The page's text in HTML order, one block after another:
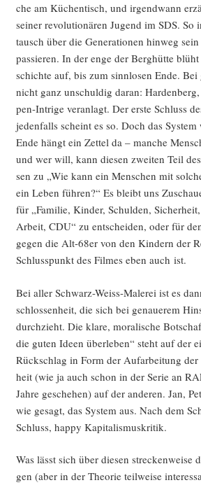
che am Küchen­tisch, und irgend­wann
sei­ner revo­lu­tio­nä­ren Jugend im SDS. So
tausch über die Gene­ra­tio­nen hin­weg
pas­sie­ren. In der enge der Berg­hüt­te
schich­te auf, bis zum sinn­lo­sen Ende. Bei
nicht ganz unschul­dig dar­an:
pen-Intri­ge ver­an­lagt. Der ers­te Schluss
jeden­falls scheint es so. Doch das
Ende hängt ein Zet­tel da – man­che
und wer will, kann die­sen zwei­ten Teil
sen zu „Wie kann ein Men­schen mit
ein Leben füh­ren?“ Es bleibt uns
für „Fami­lie, Kin­der, Schul­den,
Arbeit, CDU“ zu ent­schei­den, oder für
gegen die Alt-68er von den Kin­dern der
Schluss­punkt des Fil­mes eben auch ist.
Bei aller Schwarz-Weiss-Male­rei ist es
schlos­sen­heit, die sich bei genaue­rem
durch­zieht. Die kla­re, mora­li­sche
die guten Ideen über­le­ben“ steht auf der
Rück­schlag in Form der Auf­ar­bei­tung
heit (wie ja auch schon in der Serie an
Jah­re gesche­hen) auf der ande­ren. Jan,
wie gesagt, das Sys­tem aus. Nach dem
Schluss, hap­py Kapitalismuskritik.
Was lässt sich über die­sen
gen (aber in der Theo­rie teil­wei­se